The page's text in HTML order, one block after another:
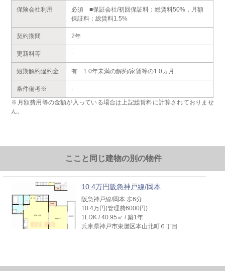
保険会社利用
必須 ■保証会社/初回保証料：総賃料50%，月額
保証料：総賃料1.5%
契約期間 2年
更新料等 -
短期解約違約金 有 1.0年未満の解約/家賃等の1.0ヵ月
条件備考※
-
※月額費用等の金額が入っている場合は上記総賃料に計算されておりませ
ん。
ここと同じ建物の別の物件
10.4万円阪急神戸線/岡本
阪急神戸線/岡本 歩6分
10.4万円(管理費6000円)
1LDK / 40.95㎡ / 築1年
兵庫県神戸市東灘区本山北町６丁目